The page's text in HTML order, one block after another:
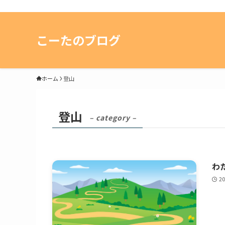
こーたのブログ
ホーム 登山
登山 – category –
わ